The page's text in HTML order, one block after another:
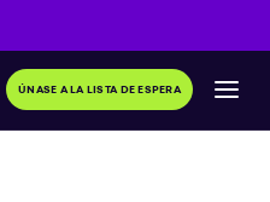
ÚNASE A LA LISTA DE ESPERA